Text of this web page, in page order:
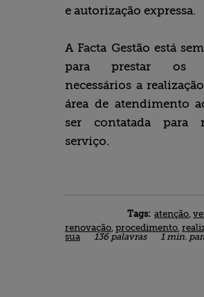
e autorização expressa.
A Facta Gestão está
para prestar os
necessários a
área de atendimento
ser contatada para
serviço.
Tags: atenção,
renovação procedimento
sua
136 palavras 1 min.